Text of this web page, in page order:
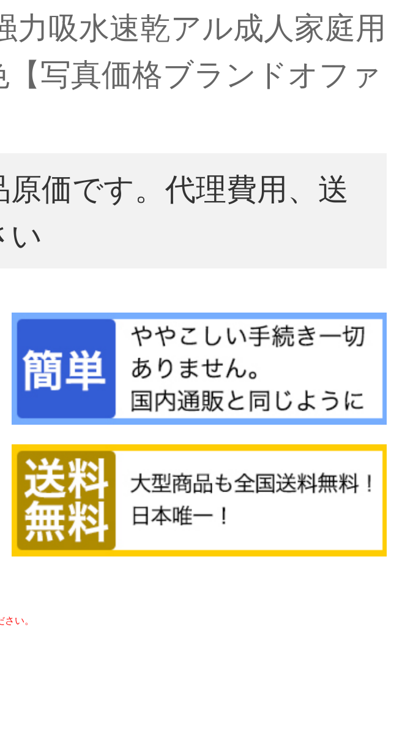
吸水速乾アル成人家庭用
写真価格ブランドオファ
価です。代理費用、送
い
い。